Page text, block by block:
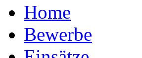
Home
Bewerbe